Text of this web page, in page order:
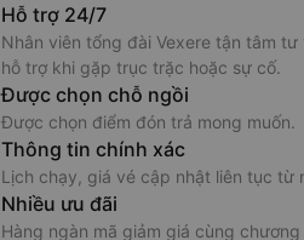
Hỗ trợ 24/7
Nhân viên tổng đài Vexere tận tâm tư
hỗ trợ khi gặp trục trặc hoặc sự cố.
Được chọn chỗ ngồi
Được chọn điểm đón trả mong muốn.
Thông tin chính xác
Lịch chạy, giá vé cập nhật liên tục từ
Nhiều ưu đãi
Hàng ngàn mã giảm giá cùng chương